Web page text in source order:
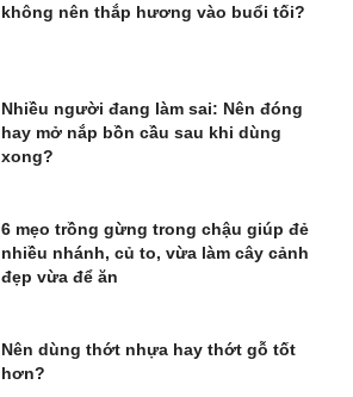
không nên thắp hương vào buổi tối?
Nhiều người đang làm sai: Nên đóng
hay mở nắp bồn cầu sau khi dùng
xong?
6 mẹo trồng gừng trong chậu giúp đẻ
nhiều nhánh, củ to, vừa làm cây cảnh
đẹp vừa để ăn
Nên dùng thớt nhựa hay thớt gỗ tốt
hơn?